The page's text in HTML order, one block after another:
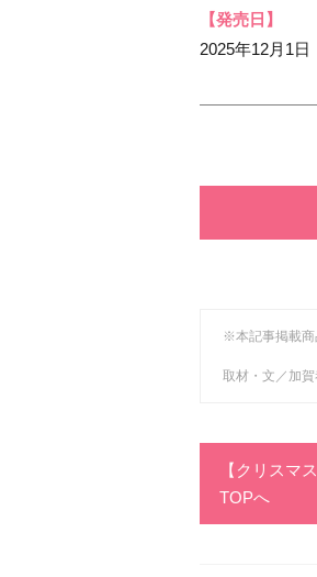
【発売日】
2025年12月1日
※本記事掲載商
取材・文／加賀
【クリスマ
TOPへ